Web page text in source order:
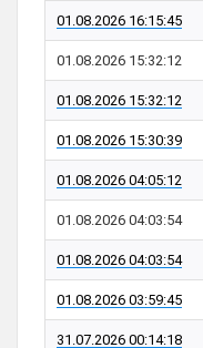
01.08.2026 16:15:45
01.08.2026 15:32:12
01.08.2026 15:32:12
01.08.2026 15:30:39
01.08.2026 04:05:12
01.08.2026 04:03:54
01.08.2026 04:03:54
01.08.2026 03:59:45
31.07.2026 00:14:18